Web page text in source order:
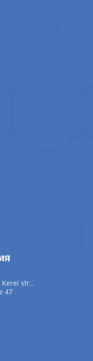
Kerei str.,
47